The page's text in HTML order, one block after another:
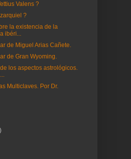
Valens ?
?
la existencia de la
ibéri...
de Miguel Arias Cañete.
de Gran Wyoming.
los aspectos astrológicos.
Multiclaves. Por Dr.